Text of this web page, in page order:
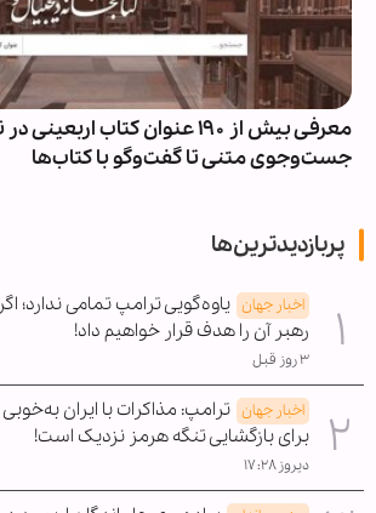
معرفی بیش از ۱۹۰ عنوان کتاب
جست‌وجوی متنی تا گفت‌وگو با کتاب‌ها
پربازدیدترین‌ها
اخبار جهان یاوه‌گویی ترامپ تمامی ندارد؛
رهبر آن را هدف قرار خواهیم داد!
۳ روز قبل
اخبار جهان ترامپ: مذاکرات با ایران
برای بازگشایی تنگه هرمز نزدیک است!
دیروز ۱۷:۲۸